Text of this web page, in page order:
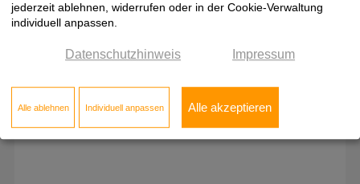
Montageanleitung: Holzfassade
Profil. Hier lesen Sie, wie Sie eine Holzfassade
jederzeit ablehnen, widerrufen oder in der Cookie-Verwaltung
individuell anpassen.
Datenschutzhinweis Impressum
Alle ablehnen Individuell anpassen Alle akzeptieren